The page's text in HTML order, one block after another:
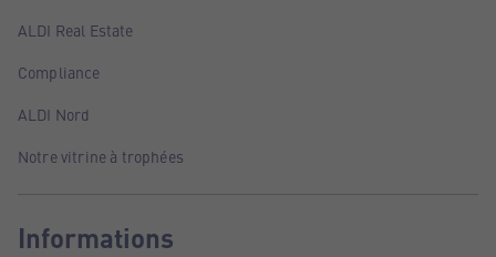
ALDI Real Estate
Compliance
ALDI Nord
Notre vitrine à trophées
Informations